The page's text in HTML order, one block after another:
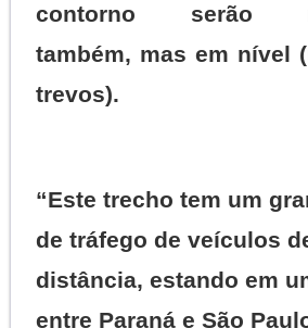
contorno serão
também, mas em nível
trevos).
“Este trecho tem um
de tráfego de veículos
distância, estando em
entre Paraná e São